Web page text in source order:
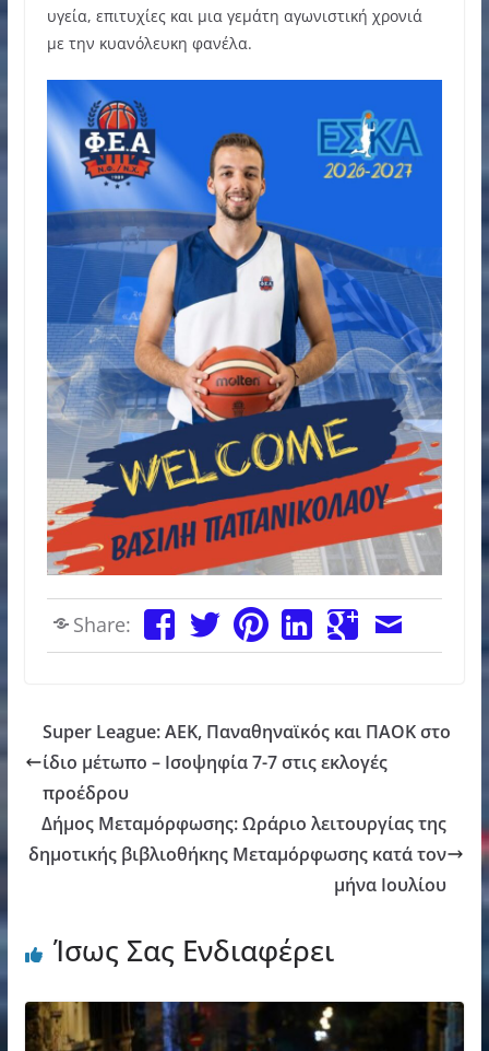
υγεία, επιτυχίες και μια γεμάτη αγωνιστική χρονιά
με την κυανόλευκη φανέλα.
Share:
Super League: ΑΕΚ, Παναθηναϊκός και ΠΑΟΚ στο
ίδιο μέτωπο – Ισοψηφία 7-7 στις εκλογές
προέδρου
Δήμος Μεταμόρφωσης: Ωράριο λειτουργίας της
δημοτικής βιβλιοθήκης Μεταμόρφωσης κατά τον
μήνα Ιουλίου
Ίσως Σας Ενδιαφέρει